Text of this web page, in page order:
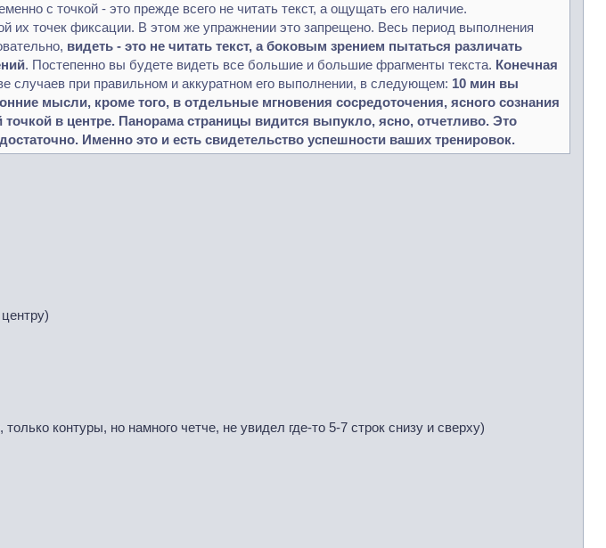
с точкой - это прежде всего не читать текст, а ощущать его наличие.
их точек фиксации. В этом же упражнении это запрещено. Весь период выполнения
видеть - это не читать текст, а боковым зрением пытаться различать
. Постепенно вы будете видеть все большие и большие фрагменты текста. Конечная
случаев при правильном и аккуратном его выполнении, в следующем: 10 мин вы
мысли, кроме того, в отдельные мгновения сосредоточения, ясного сознания
в центре. Панорама страницы видится выпукло, ясно, отчетливо. Это
Именно это и есть свидетельство успешности ваших тренировок.
контуры, но намного четче, не увидел где-то 5-7 строк снизу и сверху)